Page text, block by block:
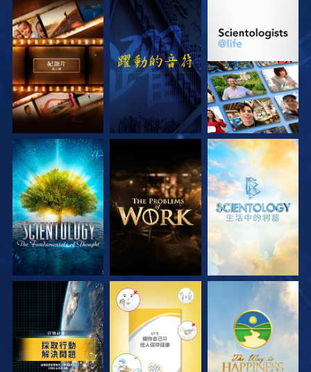
探索系列節目 觀看 探索系列節目
探索系列節目 探索系列節目 探索系列節目
觀看 觀看 觀看